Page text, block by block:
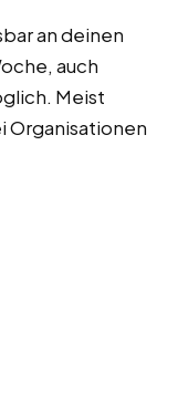
an deinen
auch
Meist